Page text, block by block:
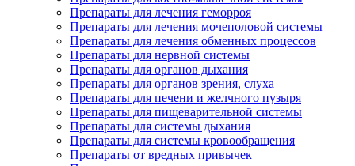
Препараты для лечения геморроя
Препараты для лечения мочеполовой системы
Препараты для лечения обменных процессов
Препараты для нервной системы
Препараты для органов дыхания
Препараты для органов зрения, слуха
Препараты для печени и желчного пузыря
Препараты для пищеварительной системы
Препараты для системы дыхания
Препараты для системы кровообращения
Препараты от вредных привычек